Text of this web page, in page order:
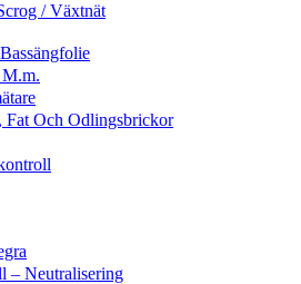
/ Växtnät
M.m.
Fat Och Odlingsbrickor
– Neutralisering